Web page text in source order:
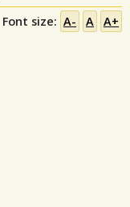
Font size: A- A A+